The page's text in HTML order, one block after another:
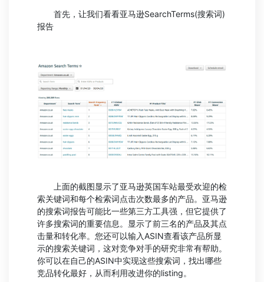
首先，让我们看看亚马逊SearchTerms(搜索词)
报告
上面的截图显示了亚马逊英国车站最受欢迎的检
索关键词和每个检索词点击次数最多的产品。亚马逊
的搜索词报告可能比一些第三方工具强，但它提供了
许多搜索词的重要信息。显示了前三名的产品及其点
击量和转化率。您还可以输入ASIN查看该产品所显
示的搜索关键词，这对竞争对手的研究非常有帮助。
你可以在自己的ASIN中实现这些搜索词，找出哪些
竞品转化最好，从而利用改进你的listing。